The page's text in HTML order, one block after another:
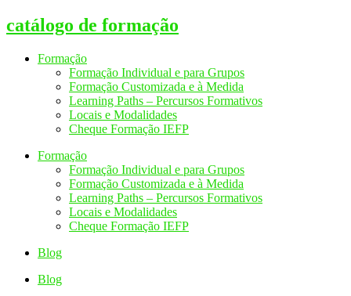
catálogo de formação
Formação
Formação Individual e para Grupos
Formação Customizada e à Medida
Learning Paths – Percursos Formativos
Locais e Modalidades
Cheque Formação IEFP
Formação
Formação Individual e para Grupos
Formação Customizada e à Medida
Learning Paths – Percursos Formativos
Locais e Modalidades
Cheque Formação IEFP
Blog
Blog